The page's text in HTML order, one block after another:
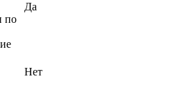
по
Да
Нет